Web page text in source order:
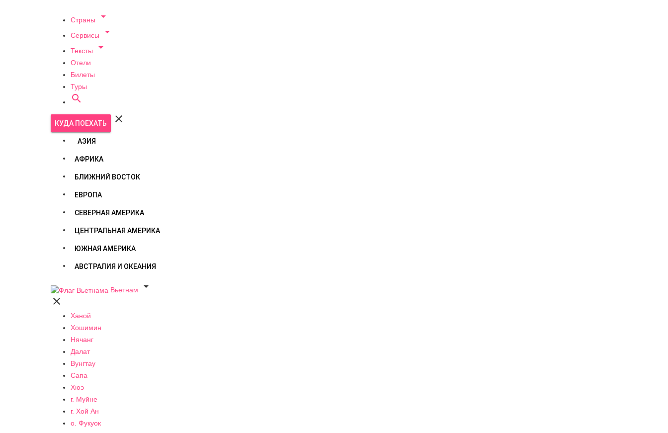
Страны 
Сервисы 
Тексты 
Отели
Билеты
Туры

КУДА ПОЕХАТЬ 
АЗИЯ
АФРИКА
БЛИЖНИЙ ВОСТОК
ЕВРОПА
СЕВЕРНАЯ АМЕРИКА
ЦЕНТРАЛЬНАЯ АМЕРИКА
ЮЖНАЯ АМЕРИКА
АВСТРАЛИЯ И ОКЕАНИЯ
Вьетнам


Ханой
Хошимин
Нячанг
Далат
Вунгтау
Сапа
Хюэ
г. Муйне
г. Хой Ан
о. Фукуок